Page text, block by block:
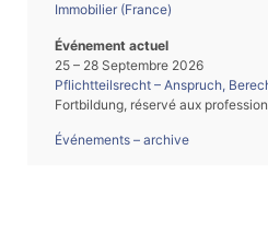
Immobilier (France)
Événement actuel
25 – 28 Septembre 2026
Pflichtteilsrecht – Anspruch,
Fortbildung, réservé aux
Événements – archive